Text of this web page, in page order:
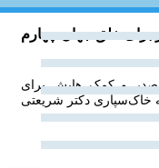
خلق جهان چهارم
صدر و کمک هایش برای
خاک‌سپاری دکتر شریعتی